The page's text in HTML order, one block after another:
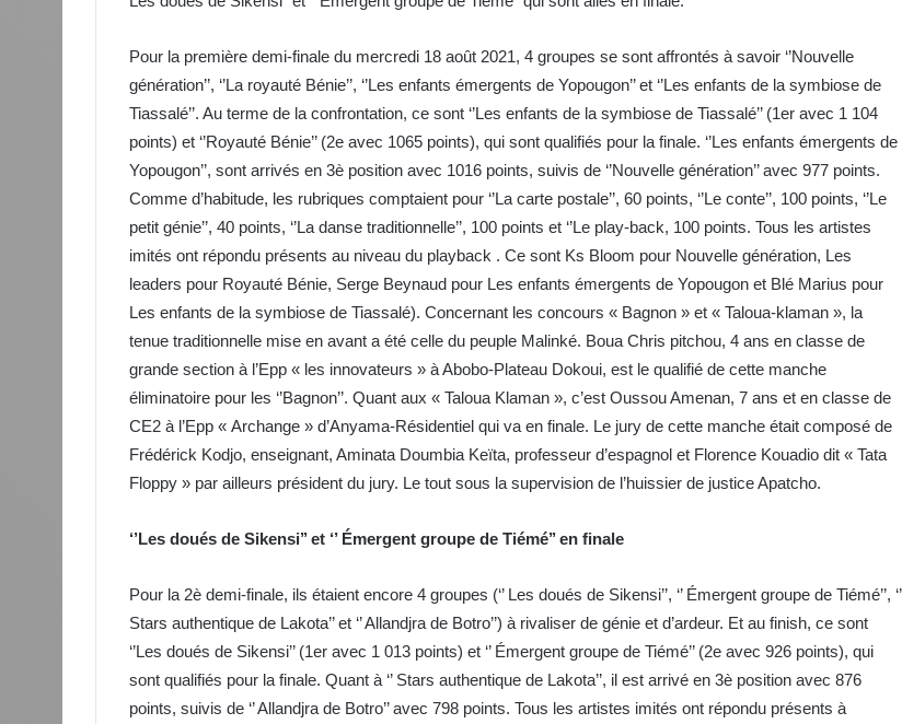
Pour la première demi-finale du mercredi 18 août 2021, 4 groupes se sont affrontés à savoir ‘’Nouvelle
génération’’, ‘’La royauté Bénie’’, ‘’Les enfants émergents de Yopougon’’ et ‘’Les enfants de la symbiose de
Tiassalé’’. Au terme de la confrontation, ce sont ‘’Les enfants de la symbiose de Tiassalé’’ (1er avec 1 104
points) et ‘’Royauté Bénie’’ (2e avec 1065 points), qui sont qualifiés pour la finale. ‘’Les enfants émergents de
Yopougon’’, sont arrivés en 3è position avec 1016 points, suivis de ‘’Nouvelle génération’’ avec 977 points.
Comme d’habitude, les rubriques comptaient pour ‘’La carte postale’’, 60 points, ‘’Le conte’’, 100 points, ‘’Le
petit génie’’, 40 points, ‘’La danse traditionnelle’’, 100 points et ‘’Le play-back, 100 points. Tous les artistes
imités ont répondu présents au niveau du playback . Ce sont Ks Bloom pour Nouvelle génération, Les
leaders pour Royauté Bénie, Serge Beynaud pour Les enfants émergents de Yopougon et Blé Marius pour
Les enfants de la symbiose de Tiassalé). Concernant les concours « Bagnon » et « Taloua-klaman », la
tenue traditionnelle mise en avant a été celle du peuple Malinké. Boua Chris pitchou, 4 ans en classe de
grande section à l’Epp « les innovateurs » à Abobo-Plateau Dokoui, est le qualifié de cette manche
éliminatoire pour les ‘’Bagnon’’. Quant aux « Taloua Klaman », c’est Oussou Amenan, 7 ans et en classe de
CE2 à l’Epp « Archange » d’Anyama-Résidentiel qui va en finale. Le jury de cette manche était composé de
Frédérick Kodjo, enseignant, Aminata Doumbia Keïta, professeur d’espagnol et Florence Kouadio dit « Tata
Floppy » par ailleurs président du jury. Le tout sous la supervision de l’huissier de justice Apatcho.
‘’Les doués de Sikensi’’ et ‘’ Émergent groupe de Tiémé’’ en finale
Pour la 2è demi-finale, ils étaient encore 4 groupes (‘’ Les doués de Sikensi’’, ‘’ Émergent groupe de Tiémé’’, ‘’
Stars authentique de Lakota’’ et ‘’ Allandjra de Botro’’) à rivaliser de génie et d’ardeur. Et au finish, ce sont
‘’Les doués de Sikensi’’ (1er avec 1 013 points) et ‘’ Émergent groupe de Tiémé’’ (2e avec 926 points), qui
sont qualifiés pour la finale. Quant à ‘’ Stars authentique de Lakota’’, il est arrivé en 3è position avec 876
points, suivis de ‘’ Allandjra de Botro’’ avec 798 points. Tous les artistes imités ont répondu présents à